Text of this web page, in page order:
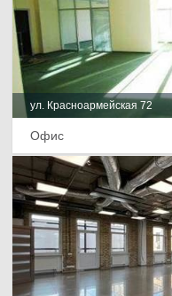
ул. Красноармейская 72
Офис